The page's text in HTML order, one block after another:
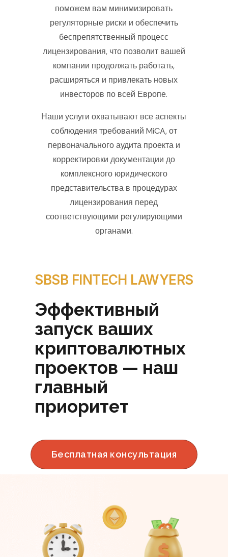
поможем вам минимизировать
регуляторные риски и обеспечить
беспрепятственный процесс
лицензирования, что позволит вашей
компании продолжать работать,
расширяться и привлекать новых
инвесторов по всей Европе.
Наши услуги охватывают все аспекты
соблюдения требований MiCA, от
первоначального аудита проекта и
корректировки документации до
комплексного юридического
представительства в процедурах
лицензирования перед
соответствующими регулирующими
органами.
SBSB FINTECH LAWYERS
Эффективный
запуск ваших
криптовалютных
проектов — наш
главный
приоритет
Бесплатная консультация